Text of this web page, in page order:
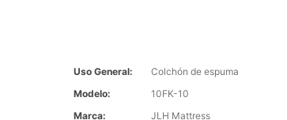
Uso General:
Colchón de espuma
Modelo:
10FK-10
Marca:
JLH Mattress